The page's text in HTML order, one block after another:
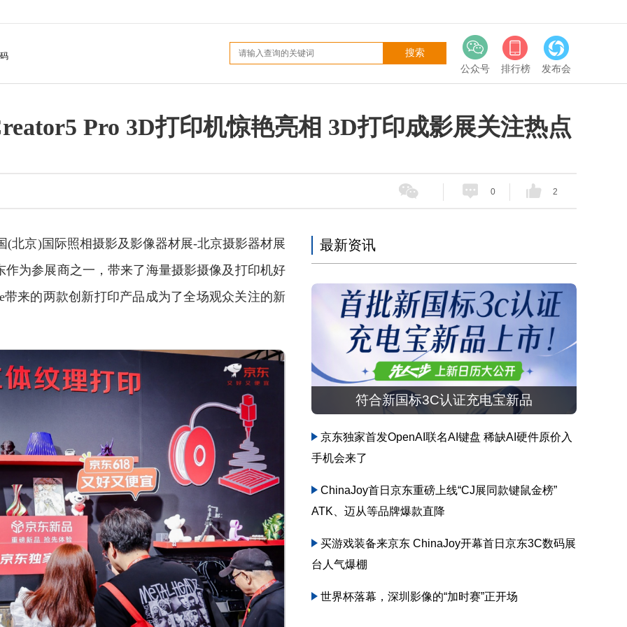
公众号 排行榜 发布会
Pro 3D打印机惊艳亮相 3D打印成影展关注热点
0 2
(北京)国际照相摄影及影像器材展-北京摄影器材展
为参展商之一，带来了海量摄影摄像及打印机好
来的两款创新打印产品成为了全场观众关注的新
最新资讯
符合新国标3C认证充电宝新品
京东独家首发OpenAI联名AI键盘 稀缺AI硬件原价入
手机会来了
ChinaJoy首日京东重磅上线“CJ展同款键鼠金榜”
ATK、迈从等品牌爆款直降
买游戏装备来京东 ChinaJoy开幕首日京东3C数码展
台人气爆棚
世界杯落幕，深圳影像的“加时赛”正开场